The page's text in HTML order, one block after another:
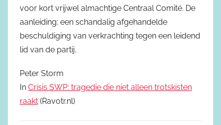
voor kort vrijwel almachtige Centraal Comité. De
aanleiding: een schandalig afgehandelde
beschuldiging van verkrachting tegen een leidend
lid van de partij.
Peter Storm
In Crisis SWP: tragedie die niet alleen trotskisten
raakt (Ravotr.nl)